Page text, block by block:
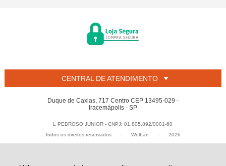
CENTRAL DE ATENDIMENTO
Duque de Caxias, 717 Centro CEP 13495-029 -
Iracemápolis - SP
L PEDROSO JUNIOR - CNPJ: 01.805.892/0001-60
Todos os direitos reservados
- Welban - 2026